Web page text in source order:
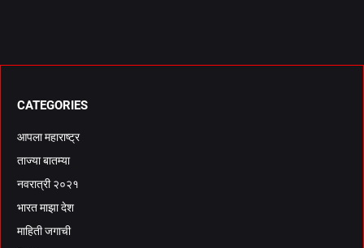
CATEGORIES
आपला महाराष्ट्र
ताज्या बातम्या
नवरात्री २०२१
भारत माझा देश
माहिती जगाची